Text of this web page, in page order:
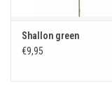
Shallon green
€9,95